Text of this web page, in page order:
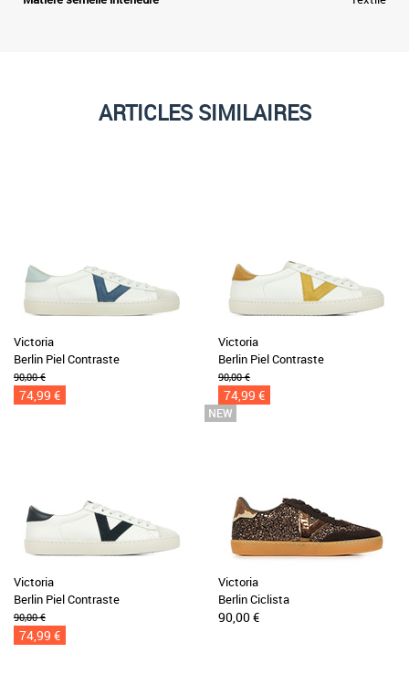
ARTICLES SIMILAIRES
Victoria
Berlin Piel Contraste
90,00 €
74,99 €
Victoria
Berlin Piel Contraste
90,00 €
74,99 €
Victoria
Berlin Piel Contraste
90,00 €
74,99 €
Victoria
Berlin Ciclista
90,00 €